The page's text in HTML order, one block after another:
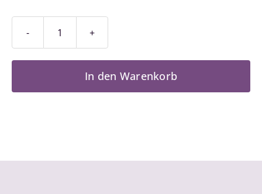
Fortschrittkurs
In den Warenkorb